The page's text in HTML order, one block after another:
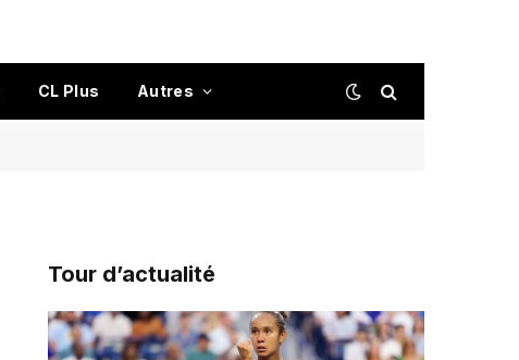
CL Plus Autres
Tour d’actualité